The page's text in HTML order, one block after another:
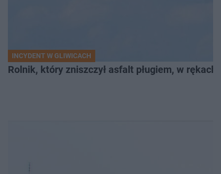
INCYDENT W GLIWICACH
Rolnik, który zniszczył asfalt pługiem, w